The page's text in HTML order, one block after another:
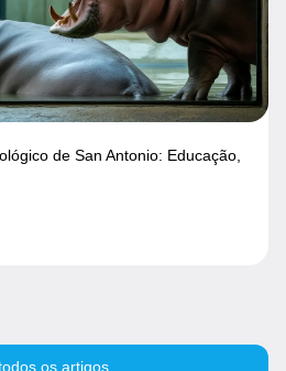
de San Antonio: Educação,
os artigos